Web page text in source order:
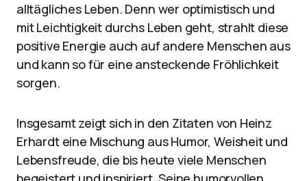
alltägliches Leben. Denn wer optimistisch und
mit Leichtigkeit durchs Leben geht, strahlt diese
positive Energie auch auf andere Menschen aus
und kann so für eine ansteckende Fröhlichkeit
sorgen.
Insgesamt zeigt sich in den Zitaten von Heinz
Erhardt eine Mischung aus Humor, Weisheit und
Lebensfreude, die bis heute viele Menschen